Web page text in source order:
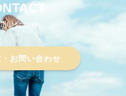
い合わせ
お問い合わせ